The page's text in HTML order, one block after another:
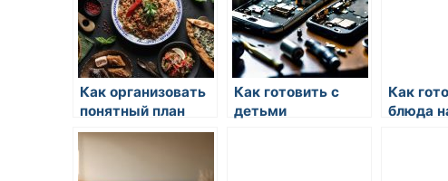
Как организовать
понятный план
завтрака
Как готовить с
детьми
Как
блюда